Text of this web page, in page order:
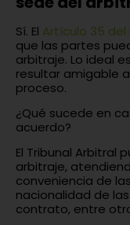
Sí. El Artículo 35 del
que las partes
arbitraje. Lo ideal
resultar amigable
proceso.
¿Qué sucede en
acuerdo?
El Tribunal Arbitral
arbitraje,
conveniencia de
nacionalidad de
contrato, entre